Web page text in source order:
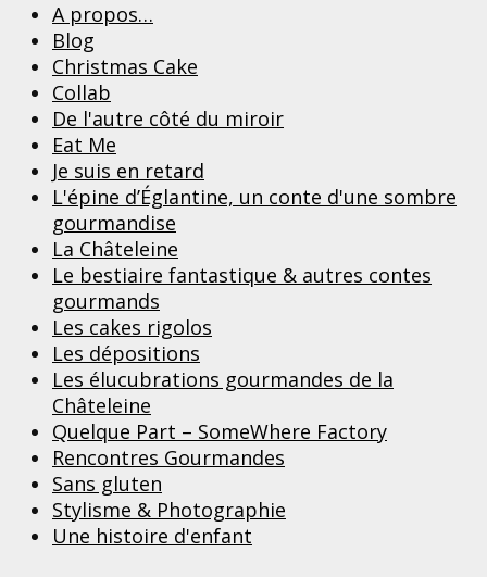
A propos…
Blog
Christmas Cake
Collab
De l'autre côté du miroir
Eat Me
Je suis en retard
L'épine d’Églantine, un conte d'une sombre
gourmandise
La Châteleine
Le bestiaire fantastique & autres contes
gourmands
Les cakes rigolos
Les dépositions
Les élucubrations gourmandes de la
Châteleine
Quelque Part – SomeWhere Factory
Rencontres Gourmandes
Sans gluten
Stylisme & Photographie
Une histoire d'enfant